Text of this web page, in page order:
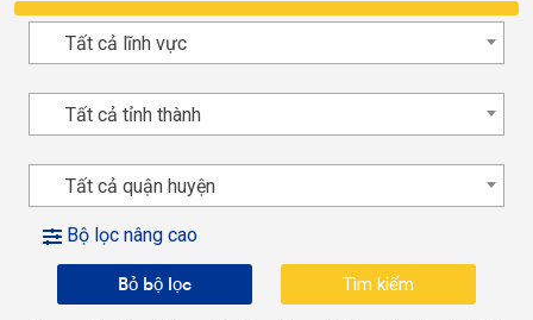
Tất cả lĩnh vực
Tất cả tỉnh thành
Tất cả quận huyện
Bộ lọc nâng cao
Bỏ bộ lọc